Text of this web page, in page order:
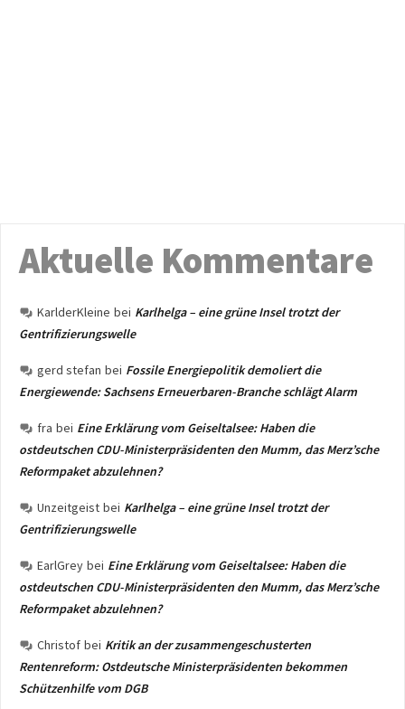
Aktuelle Kommentare
KarlderKleine bei Karlhelga – eine grüne Insel trotzt der
Gentrifizierungswelle
gerd stefan bei Fossile Energiepolitik demoliert die
Energiewende: Sachsens Erneuerbaren-Branche schlägt Alarm
fra bei Eine Erklärung vom Geiseltalsee: Haben die
ostdeutschen CDU-Ministerpräsidenten den Mumm, das Merz’sche
Reformpaket abzulehnen?
Unzeitgeist bei Karlhelga – eine grüne Insel trotzt der
Gentrifizierungswelle
EarlGrey bei Eine Erklärung vom Geiseltalsee: Haben die
ostdeutschen CDU-Ministerpräsidenten den Mumm, das Merz’sche
Reformpaket abzulehnen?
Christof bei Kritik an der zusammengeschusterten
Rentenreform: Ostdeutsche Ministerpräsidenten bekommen
Schützenhilfe vom DGB